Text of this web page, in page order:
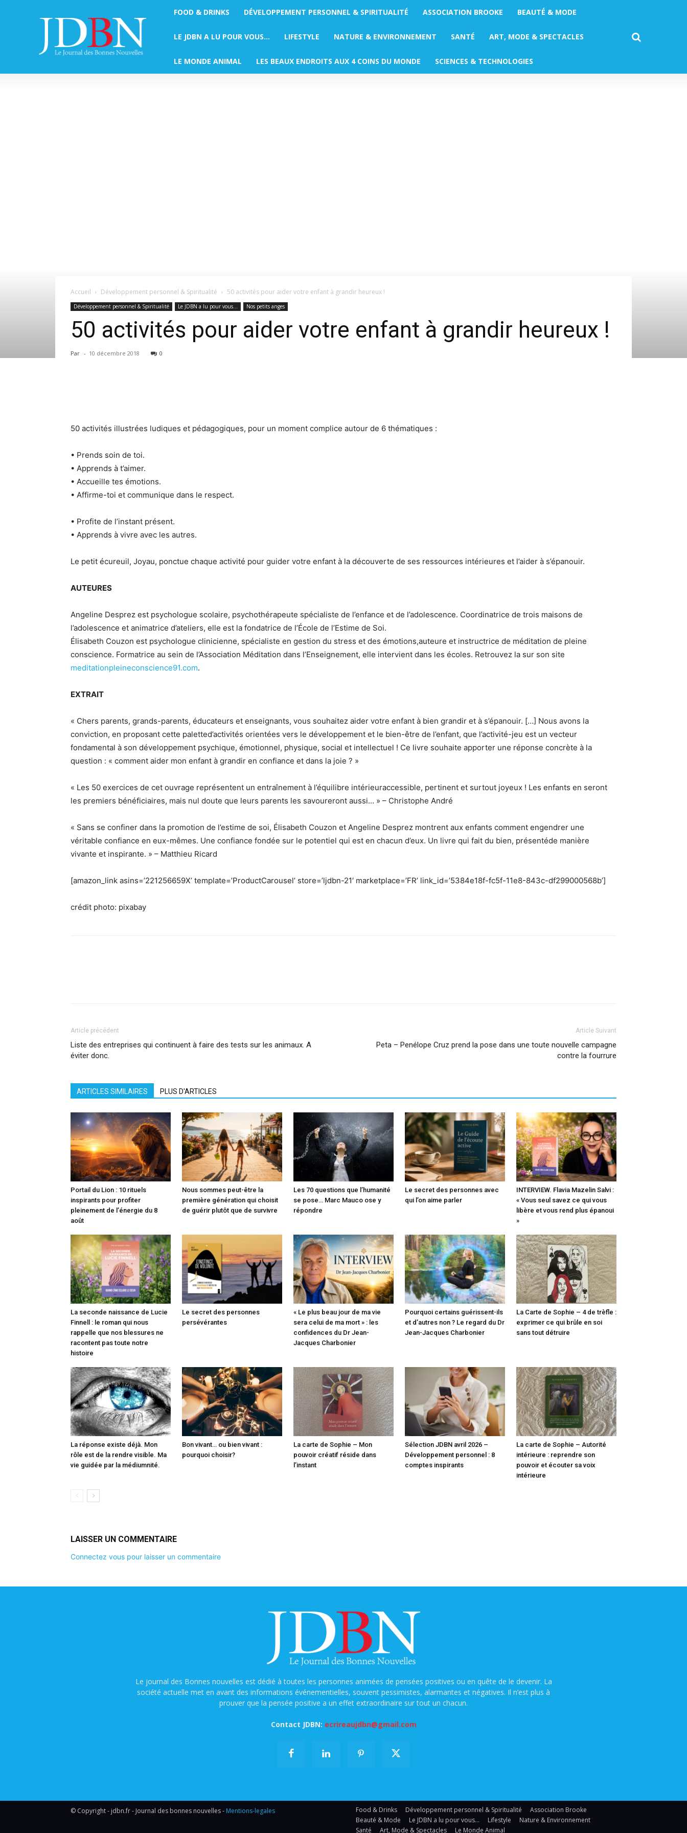
FOOD & DRINKS DÉVELOPPEMENT PERSONNEL & SPIRITUALITÉ ASSOCIATION BROOKE BEAUTÉ & MODE
LE JDBN A LU POUR VOUS… LIFESTYLE NATURE & ENVIRONNEMENT SANTÉ ART, MODE & SPECTACLES
LE MONDE ANIMAL LES BEAUX ENDROITS AUX 4 COINS DU MONDE SCIENCES & TECHNOLOGIES
Accueil Développement personnel & Spiritualité 50 activités pour aider votre enfant à grandir heureux !
Développement personnel & Spiritualité Le JDBN a lu pour vous... Nos petits anges
50 activités pour aider votre enfant à grandir heureux !
Par - 10 décembre 2018 0
50 activités illustrées ludiques et pédagogiques, pour un moment complice autour de 6 thématiques :
• Prends soin de toi.
• Apprends à t’aimer.
• Accueille tes émotions.
• Affirme-toi et communique dans le respect.
• Profite de l’instant présent.
• Apprends à vivre avec les autres.
Le petit écureuil, Joyau, ponctue chaque activité pour guider votre enfant à la découverte de ses ressources intérieures et l’aider à s’épanouir.
AUTEURES
Angeline Desprez est psychologue scolaire, psychothérapeute spécialiste de l’enfance et de l’adolescence. Coordinatrice de trois maisons de
l’adolescence et animatrice d’ateliers, elle est la fondatrice de l’École de l’Estime de Soi.
Élisabeth Couzon est psychologue clinicienne, spécialiste en gestion du stress et des émotions,auteure et instructrice de méditation de pleine
conscience. Formatrice au sein de l’Association Méditation dans l’Enseignement, elle intervient dans les écoles. Retrouvez la sur son site
meditationpleineconscience91.com.
EXTRAIT
« Chers parents, grands-parents, éducateurs et enseignants, vous souhaitez aider votre enfant à bien grandir et à s’épanouir. […] Nous avons la
conviction, en proposant cette paletted’activités orientées vers le développement et le bien-être de l’enfant, que l’activité-jeu est un vecteur
fondamental à son développement psychique, émotionnel, physique, social et intellectuel ! Ce livre souhaite apporter une réponse concrète à la
question : « comment aider mon enfant à grandir en confiance et dans la joie ? »
« Les 50 exercices de cet ouvrage représentent un entraînement à l’équilibre intérieuraccessible, pertinent et surtout joyeux ! Les enfants en seront
les premiers bénéficiaires, mais nul doute que leurs parents les savoureront aussi… » – Christophe André
« Sans se confiner dans la promotion de l’estime de soi, Élisabeth Couzon et Angeline Desprez montrent aux enfants comment engendrer une
véritable confiance en eux-mêmes. Une confiance fondée sur le potentiel qui est en chacun d’eux. Un livre qui fait du bien, présentéde manière
vivante et inspirante. » – Matthieu Ricard
[amazon_link asins=’221256659X’ template=’ProductCarousel’ store=’ljdbn-21′ marketplace=’FR’ link_id=’5384e18f-fc5f-11e8-843c-df299000568b’]
crédit photo: pixabay
Article précédent
Liste des entreprises qui continuent à faire des tests sur les animaux. A
éviter donc.
Article Suivant
Peta – Penélope Cruz prend la pose dans une toute nouvelle campagne
contre la fourrure
ARTICLES SIMILAIRES PLUS D'ARTICLES
Portail du Lion : 10 rituels
inspirants pour profiter
pleinement de l’énergie du 8
août
Nous sommes peut-être la
première génération qui choisit
de guérir plutôt que de survivre
Les 70 questions que l’humanité
se pose… Marc Mauco ose y
répondre
Le secret des personnes avec
qui l’on aime parler
INTERVIEW. Flavia Mazelin Salvi :
« Vous seul savez ce qui vous
libère et vous rend plus épanoui
»
La seconde naissance de Lucie
Finnell : le roman qui nous
rappelle que nos blessures ne
racontent pas toute notre
histoire
Le secret des personnes
persévérantes
« Le plus beau jour de ma vie
sera celui de ma mort » : les
confidences du Dr Jean-
Jacques Charbonier
Pourquoi certains guérissent-ils
et d’autres non ? Le regard du Dr
Jean-Jacques Charbonier
La Carte de Sophie – 4 de trèfle :
exprimer ce qui brûle en soi
sans tout détruire
La réponse existe déjà. Mon
rôle est de la rendre visible. Ma
vie guidée par la médiumnité.
Bon vivant… ou bien vivant :
pourquoi choisir?
La carte de Sophie – Mon
pouvoir créatif réside dans
l’instant
Sélection JDBN avril 2026 –
Développement personnel : 8
comptes inspirants
La carte de Sophie – Autorité
intérieure : reprendre son
pouvoir et écouter sa voix
intérieure
LAISSER UN COMMENTAIRE
Connectez vous pour laisser un commentaire
Le journal des Bonnes nouvelles est dédié à toutes les personnes animées de pensées positives ou en quête de le devenir. La
société actuelle met en avant des informations événementielles, souvent pessimistes, alarmantes et négatives. Il n’est plus à
prouver que la pensée positive a un effet extraordinaire sur tout un chacun.
Contact JDBN: ecrireaujdbn@gmail.com
© Copyright - jdbn.fr - Journal des bonnes nouvelles - Mentions-legales Food & Drinks Développement personnel & Spiritualité
Association Brooke
Beauté & Mode
Le JDBN a lu pour vous… Lifestyle
Nature & Environnement
Santé
Art, Mode & Spectacles Le Monde Animal